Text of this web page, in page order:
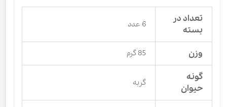
تعداد در
بسته
6 عدد
وزن 85 گرم
گونه
حیوان
گربه